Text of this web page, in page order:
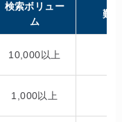
検索ボリュー
ム
難
10,000以上
1,000以上